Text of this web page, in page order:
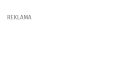
REKLAMA